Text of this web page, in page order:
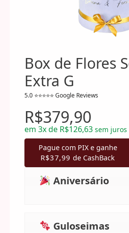
Box de Flores
Extra G
R$379,90
em 3x de R$126,63 sem juros
Pague com PIX e ganhe
R$37,99 de CashBack
Aniversário
Guloseimas